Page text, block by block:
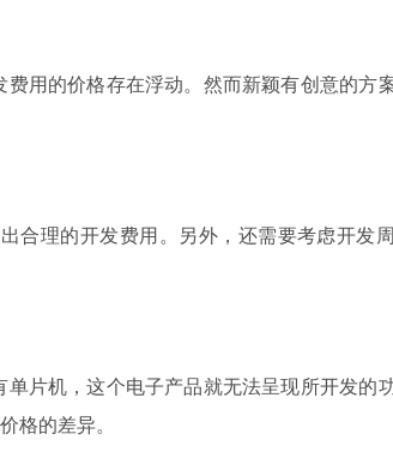
的价格存在浮动。然而新颖有创意的方
理的开发费用。另外，还需要考虑开发
机，这个电子产品就无法呈现所开发的
格的差异。